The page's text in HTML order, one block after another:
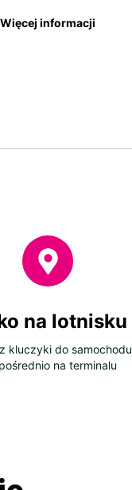
Więcej informacji
na lotnisku
kluczyki do samochodu
na terminalu